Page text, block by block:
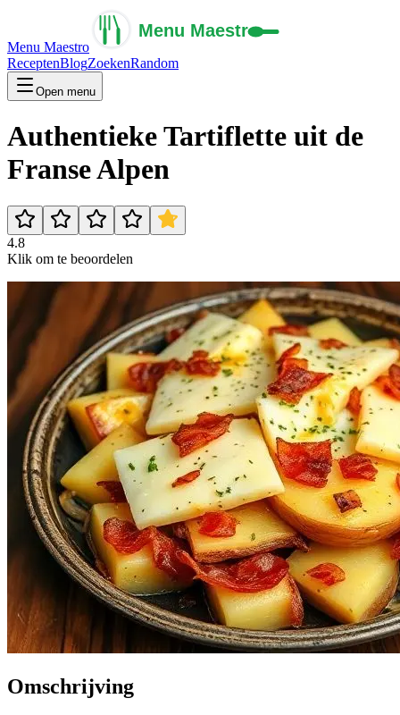
Menu Maestro
ReceptenBlogZoekenRandom
Open menu
Authentieke Tartiflette uit de
Franse Alpen
4.8
Klik om te beoordelen
Omschrijving